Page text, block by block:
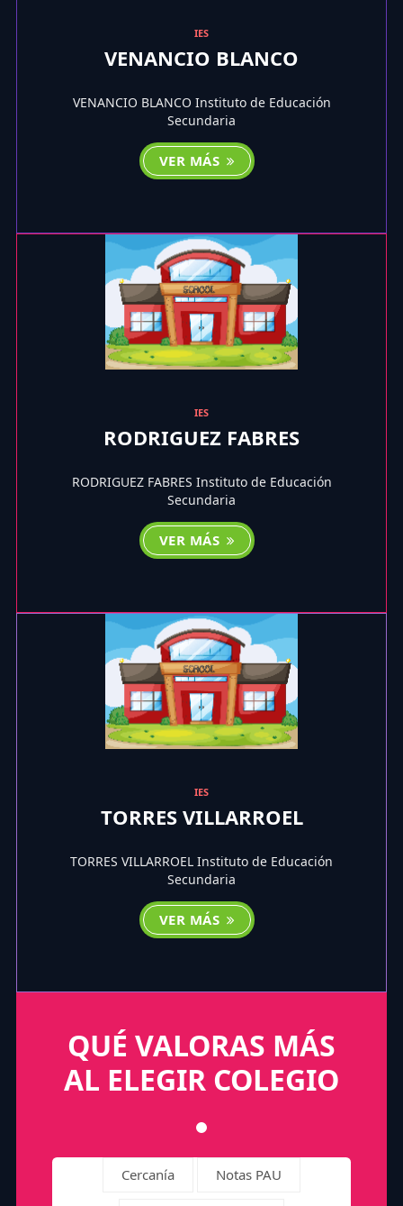
IES
VENANCIO BLANCO
VENANCIO BLANCO Instituto de Educación
Secundaria
VER MÁS
IES
RODRIGUEZ FABRES
RODRIGUEZ FABRES Instituto de Educación
Secundaria
VER MÁS
IES
TORRES VILLARROEL
TORRES VILLARROEL Instituto de Educación
Secundaria
VER MÁS
QUÉ VALORAS MÁS
AL ELEGIR COLEGIO
Cercanía Notas PAU